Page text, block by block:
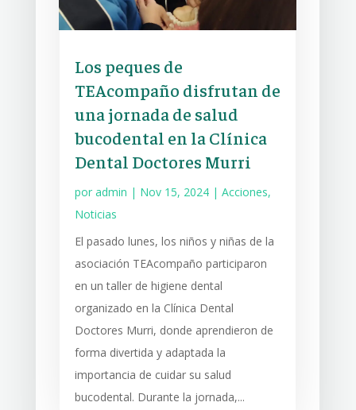
Los peques de
TEAcompaño disfrutan de
una jornada de salud
bucodental en la Clínica
Dental Doctores Murri
por admin | Nov 15, 2024| Acciones,
Noticias
El pasado lunes, los niños y niñas de la
asociación TEAcompaño participaron
en un taller de higiene dental
organizado en la Clínica Dental
Doctores Murri, donde aprendieron de
forma divertida y adaptada la
importancia de cuidar su salud
bucodental. Durante la jornada,...